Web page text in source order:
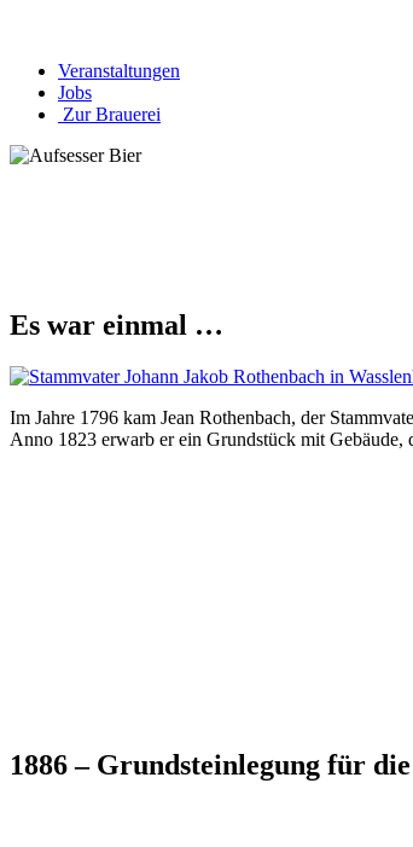
Veranstaltungen
Jobs
Zur Brauerei
Es war einmal …
Im Jahre 1796 kam Jean Rothenbach, der
Anno 1823 erwarb er ein Grundstück mit Gebäude,
1886 – Grundsteinlegung für